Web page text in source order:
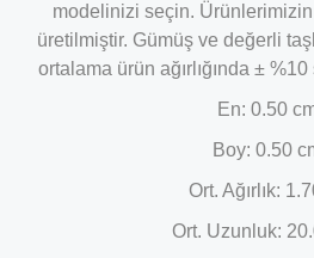
modelinizi seçin.
üretilmiştir. Gümüş ve değerli
ortalama ürün ağırlığında ±
En: 0.50
Boy: 0.50
Ort. Ağırlık:
Ort. Uzunluk: